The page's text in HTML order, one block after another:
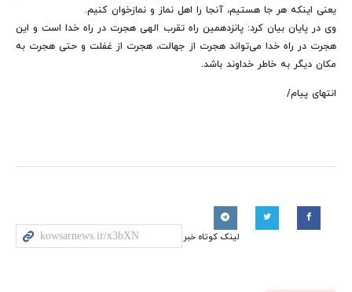
یعنی اینکه هر جا هستیم، آنجا را اهل نماز و نمازخوان کنیم.
وی در پایان بیان کرد: پانزدهمین راه تقرب الهی هجرت در راه خدا است و این
هجرت در راه خدا می‌تواند هجرت از جهالت، هجرت از غفلت و حتی هجرت به
مکان دیگر به خاطر خداوند باشد.
انتهای پیام/
لینک کوتاه خبر